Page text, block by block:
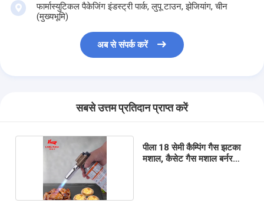
फार्मास्युटिकल पैकेजिंग इंडस्ट्री पार्क, लुपू टाउन, झेजियांग, चीन
(मुख्यभूमि)
अब से संपर्क करें
सबसे उत्तम प्रतिदान प्राप्त करें
पीला 18 सेमी कैम्पिंग गैस झटका
मशाल, कैसेट गैस मशाल बर्नर